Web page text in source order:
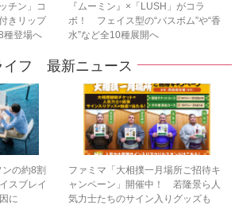
チン」コ
きリップ
種登場へ
『ムーミン』×「LUSH」がコラ
ボ！ フェイス型の“バスボム”や“香
水”など全10種展開へ
イフ 最新ニュース
ンの約8割
スブレイ
に
ファミマ「大相撲一月場所ご招待キ
ャンペーン」開催中！ 若隆景ら人
気力士たちのサイン入りグッズも